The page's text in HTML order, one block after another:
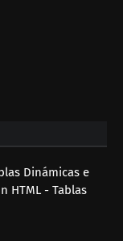
Dinámicas e
HTML - Tablas